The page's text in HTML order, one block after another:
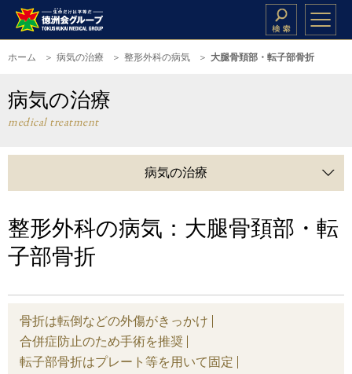
ホーム 病気の治療 整形外科の病気 大腿骨頚部・転子部骨折
病気の治療
medical treatment
病気の治療
整形外科の病気：大腿骨頚部・転
子部骨折
骨折は転倒などの外傷がきっかけ
合併症防止のため手術を推奨
転子部骨折はプレート等を用いて固定